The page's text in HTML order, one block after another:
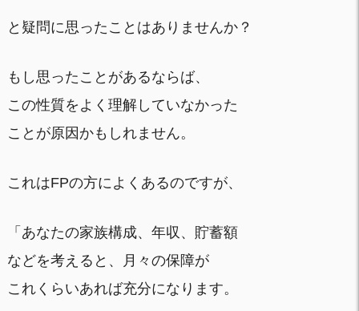
と疑問に思ったことはありませんか？
もし思ったことがあるならば、
この性質をよく理解していなかった
ことが原因かもしれません。
これはFPの方によくあるのですが、
「あなたの家族構成、年収、貯蓄額
などを考えると、月々の保障が
これくらいあれば充分になります。